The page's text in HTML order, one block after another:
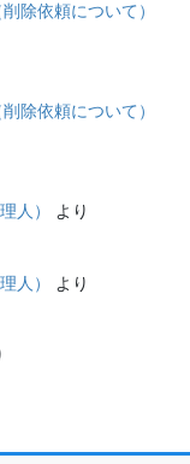
除依頼について）
除依頼について）
人） より
人） より